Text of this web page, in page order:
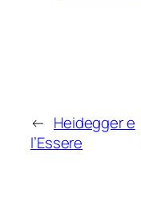
← Heidegger e
l’Essere